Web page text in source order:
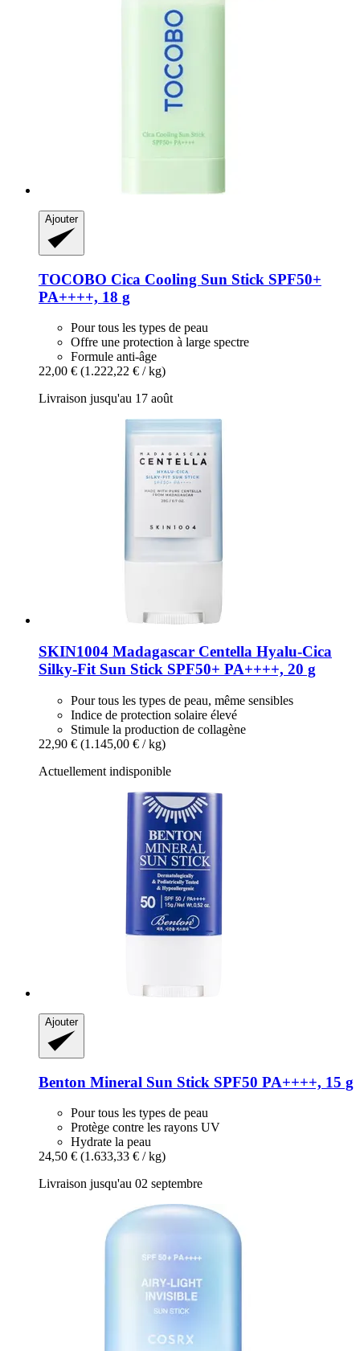
Ajouter
TOCOBO Cica Cooling Sun Stick SPF50+
PA++++, 18 g
Pour tous les types de peau
Offre une protection à large spectre
Formule anti-âge
22,00 € (1.222,22 € / kg)
Livraison jusqu'au 17 août
SKIN1004 Madagascar Centella Hyalu-​Cica
Silky-​Fit Sun Stick SPF50+ PA++++, 20 g
Pour tous les types de peau, même sensibles
Indice de protection solaire élevé
Stimule la production de collagène
22,90 € (1.145,00 € / kg)
Actuellement indisponible
Ajouter
Benton Mineral Sun Stick SPF50 PA++++, 15 g
Pour tous les types de peau
Protège contre les rayons UV
Hydrate la peau
24,50 € (1.633,33 € / kg)
Livraison jusqu'au 02 septembre